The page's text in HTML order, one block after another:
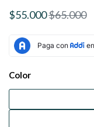
$55.000$65.000
Color